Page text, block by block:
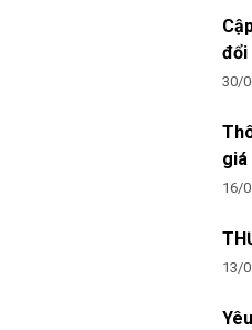
cơ,
tỉnh
đổi
30/
giá
16/
13/